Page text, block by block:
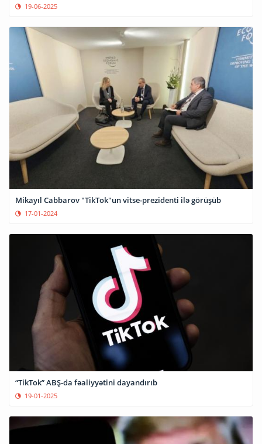
19-06-2025
Mikayıl Cabbarov "TikTok"un vitse-prezidenti ilə görüşüb
17-01-2024
“TikTok” ABŞ-da fəaliyyətini dayandırıb
19-01-2025